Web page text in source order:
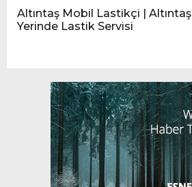
Altıntaş Mobil Lastikçi | Altıntaş
Yerinde Lastik Servisi